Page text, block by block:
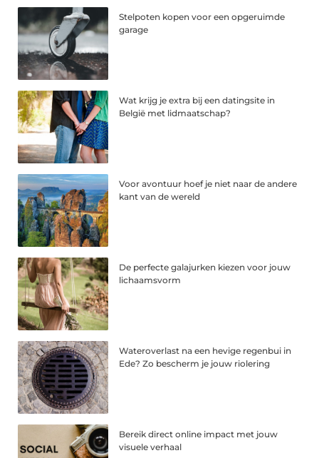
Stelpoten kopen voor een opgeruimde
garage
Wat krijg je extra bij een datingsite in
België met lidmaatschap?
Voor avontuur hoef je niet naar de andere
kant van de wereld
De perfecte galajurken kiezen voor jouw
lichaamsvorm
Wateroverlast na een hevige regenbui in
Ede? Zo bescherm je jouw riolering
Bereik direct online impact met jouw
visuele verhaal